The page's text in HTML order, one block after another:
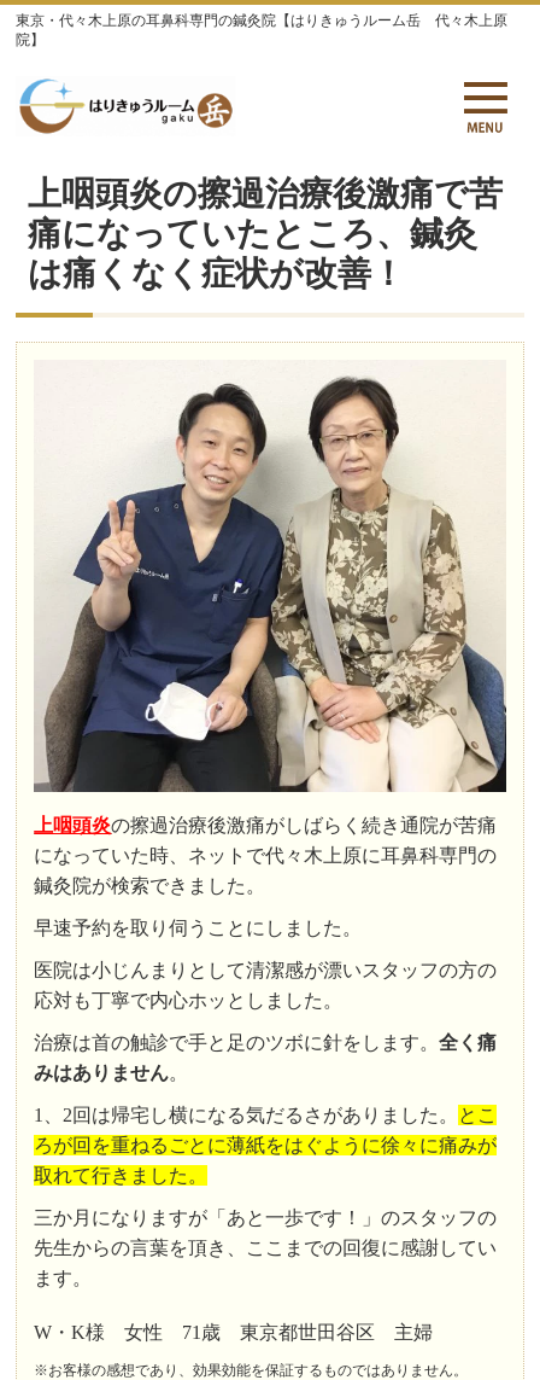
東京・代々木上原の耳鼻科専門の鍼灸院【はりきゅうルーム岳 代々木上原
院】
上咽頭炎の擦過治療後激痛で苦
痛になっていたところ、鍼灸
は痛くなく症状が改善！
上咽頭炎の擦過治療後激痛がしばらく続き通院が苦痛
になっていた時、ネットで代々木上原に耳鼻科専門の
鍼灸院が検索できました。
早速予約を取り伺うことにしました。
医院は小じんまりとして清潔感が漂いスタッフの方の
応対も丁寧で内心ホッとしました。
治療は首の触診で手と足のツボに針をします。全く痛
みはありません。
1、2回は帰宅し横になる気だるさがありました。 とこ
ろが回を重ねるごとに薄紙をはぐように徐々に痛みが
取れて行きました。
三か月になりますが「あと一歩です！」のスタッフの
先生からの言葉を頂き、ここまでの回復に感謝してい
ます。
W・K様 女性 71歳 東京都世田谷区 主婦
※お客様の感想であり、効果効能を保証するものではありません。